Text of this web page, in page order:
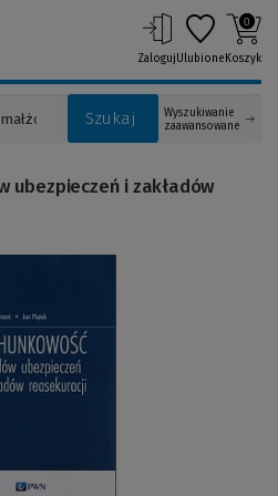
Szukaj
Wyszukiwanie
zaawansowane
ZalogujUlubione
0
Koszyk
ubezpieczeń i zakładów